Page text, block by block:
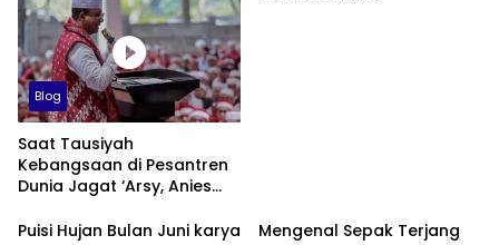
Blog
Saat Tausiyah
Kebangsaan di Pesantren
Dunia Jagat ‘Arsy, Anies
Dukungan dari Abah Aos
Puisi Hujan Bulan Juni karya
Mengenal Sepak Terjang